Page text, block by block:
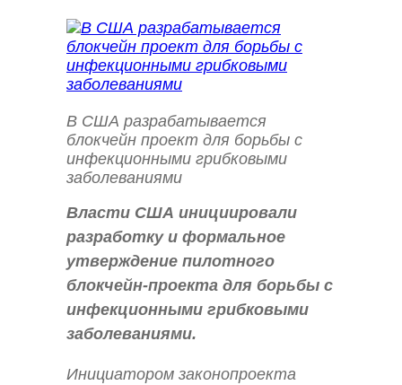
В США разрабатывается
блокчейн проект для борьбы с
инфекционными грибковыми
заболеваниями
Власти США инициировали
разработку и формальное
утверждение пилотного
блокчейн-проекта для борьбы с
инфекционными грибковыми
заболеваниями.
Инициатором законопроекта